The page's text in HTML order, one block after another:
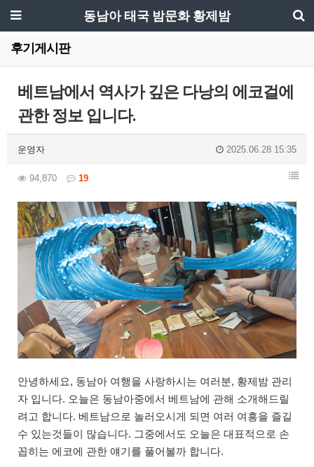
동남아 태국 밤문화 황제밤
후기게시판
베트남에서 역사가 깊은 다낭의 에코걸에
관한 정보 입니다.
운영자 2025.06.28 15:35
94,870 19
안녕하세요, 동남아 여행을 사랑하시는 여러분, 황제밤 관리
자 입니다. 오늘은 동남아중에서 베트남에 관해 소개해드릴
려고 합니다. 베트남으로 놀러오시게 되면 여러 여흥을 즐길
수 있는것들이 많습니다. 그중에서도 오늘은 대표적으로 손
꼽히는 에코에 관한 얘기를 풀어볼까 합니다.